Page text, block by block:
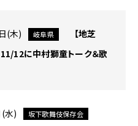
(木) 岐阜県
【地芝
11/12に中村獅童トーク＆歌
水) 坂下歌舞伎保存会